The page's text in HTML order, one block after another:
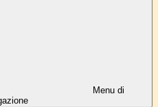
Menu di